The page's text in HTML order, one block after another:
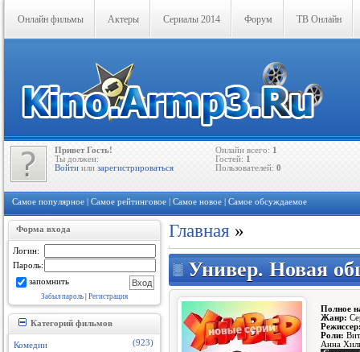
Онлайн фильмы Актеры Сериалы 2014 Форум ТВ Онлайн
Привет Гость!
Ты должен:
Войти или зарегистрироваться
Онлайн всего: 1
Гостей: 1
Пользователей: 0
Самое популярное Самое рейтинговое Самое новое Самое обсуждаемое
Форма входа
Логин:
Пароль:
запомнить
Забыл пароль Регистрация
Категорий фильмов
Комедии
(923)
Главная »
Универ. Новая
Полное
Жанр:
Роли:
Анна